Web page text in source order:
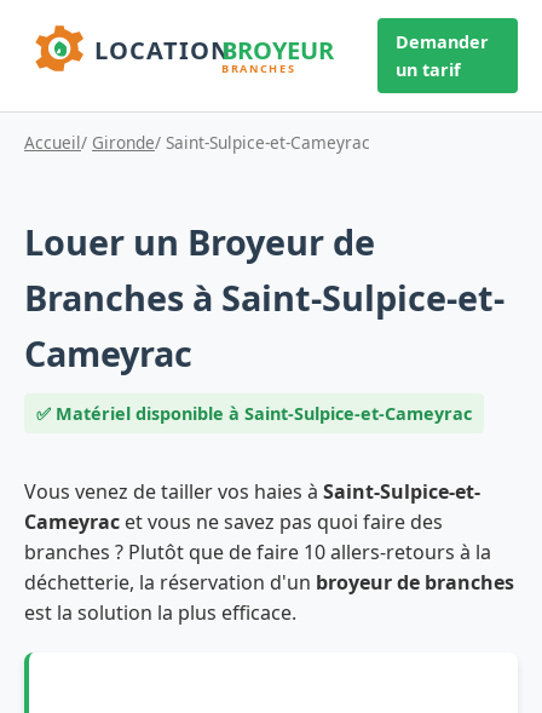
Demander
un tarif
Accueil/ Gironde/ Saint-Sulpice-et-Cameyrac
Louer un Broyeur de
Branches à Saint-Sulpice-et-
Cameyrac
✅ Matériel disponible à Saint-Sulpice-et-Cameyrac
Vous venez de tailler vos haies à Saint-Sulpice-et-
Cameyrac et vous ne savez pas quoi faire des
branches ? Plutôt que de faire 10 allers-retours à la
déchetterie, la réservation d'un broyeur de branches
est la solution la plus efficace.